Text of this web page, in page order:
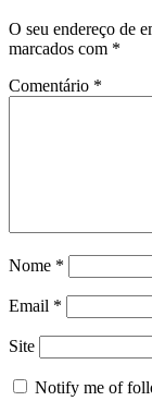
O seu endereço de
marcados com *
Comentário *
Nome *
Email *
Site
Notify me of